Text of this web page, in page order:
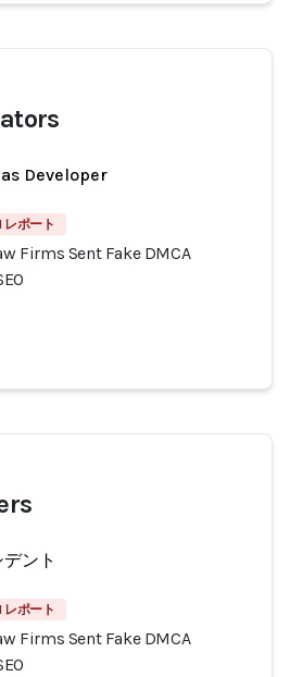
Developer
レポート
Firms Sent Fake DMCA
ント
レポート
Firms Sent Fake DMCA